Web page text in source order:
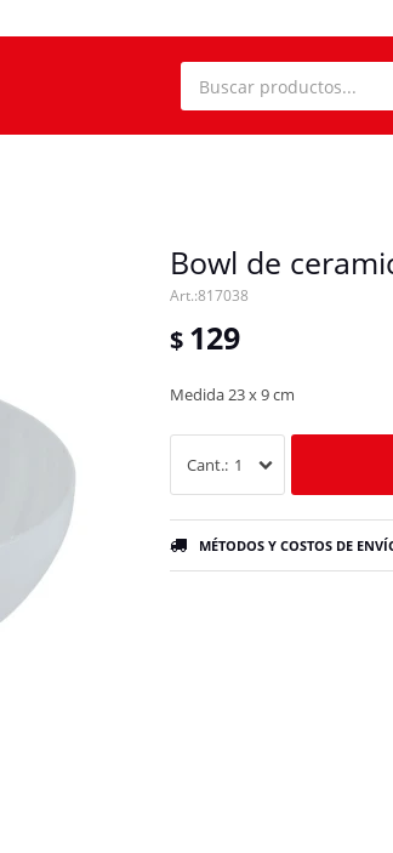
Bowl de
817038
$ 129
Medida 23 x 9 cm
1
MÉTODOS Y COSTOS DE